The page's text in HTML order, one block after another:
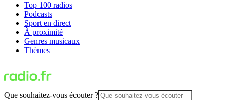
Top 100 radios
Podcasts
Sport en direct
À proximité
Genres musicaux
Thèmes
Que souhaitez-vous écouter ?